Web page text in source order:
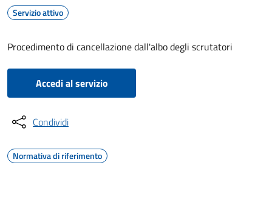
Servizio attivo
Procedimento di cancellazione dall'albo degli scrutatori
Accedi al servizio
Condividi
Normativa di riferimento